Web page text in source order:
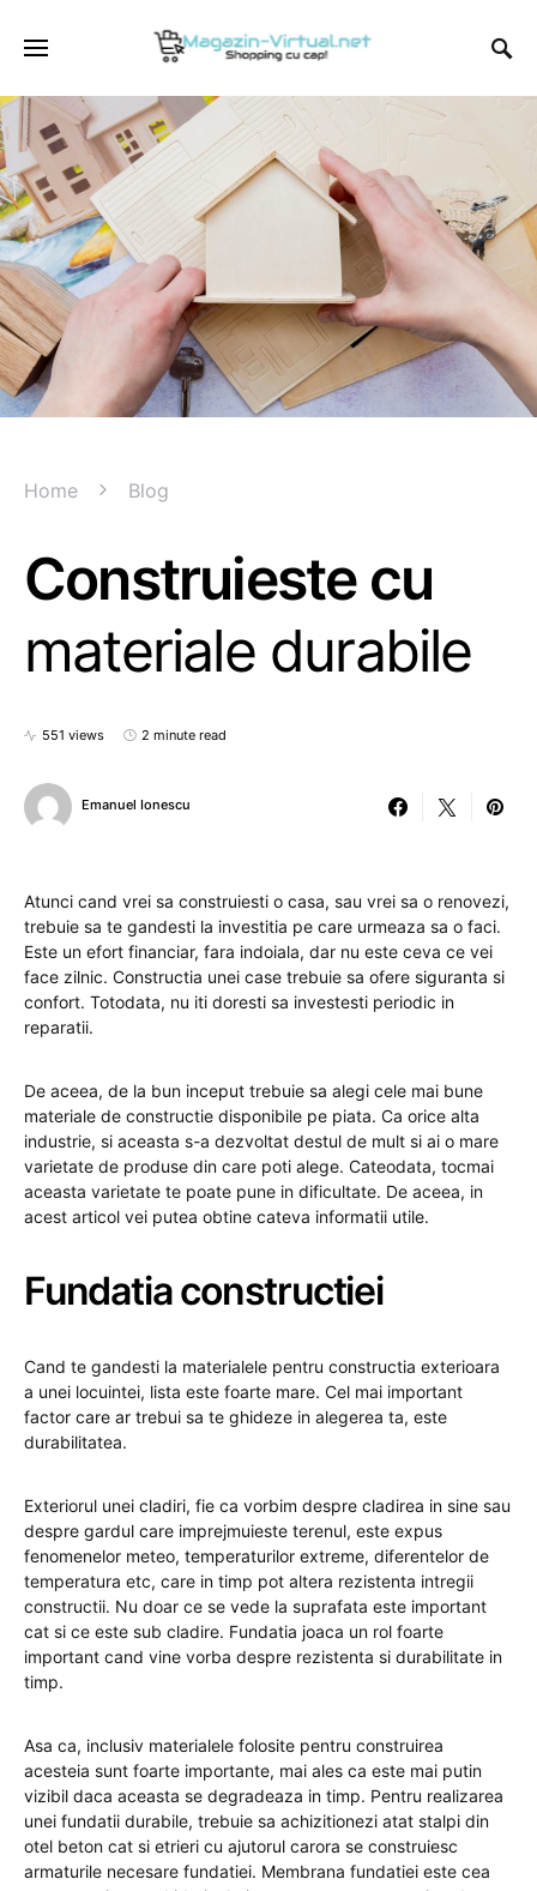
Home Blog
Construieste cu
materiale durabile
551 views 2 minute read
Emanuel Ionescu
Atunci cand vrei sa construiesti o casa, sau vrei sa o renovezi,
trebuie sa te gandesti la investitia pe care urmeaza sa o faci.
Este un efort financiar, fara indoiala, dar nu este ceva ce vei
face zilnic. Constructia unei case trebuie sa ofere siguranta si
confort. Totodata, nu iti doresti sa investesti periodic in
reparatii.
De aceea, de la bun inceput trebuie sa alegi cele mai bune
materiale de constructie disponibile pe piata. Ca orice alta
industrie, si aceasta s-a dezvoltat destul de mult si ai o mare
varietate de produse din care poti alege. Cateodata, tocmai
aceasta varietate te poate pune in dificultate. De aceea, in
acest articol vei putea obtine cateva informatii utile.
Fundatia constructiei
Cand te gandesti la materialele pentru constructia exterioara
a unei locuintei, lista este foarte mare. Cel mai important
factor care ar trebui sa te ghideze in alegerea ta, este
durabilitatea.
Exteriorul unei cladiri, fie ca vorbim despre cladirea in sine sau
despre gardul care imprejmuieste terenul, este expus
fenomenelor meteo, temperaturilor extreme, diferentelor de
temperatura etc, care in timp pot altera rezistenta intregii
constructii. Nu doar ce se vede la suprafata este important
cat si ce este sub cladire. Fundatia joaca un rol foarte
important cand vine vorba despre rezistenta si durabilitate in
timp.
Asa ca, inclusiv materialele folosite pentru construirea
acesteia sunt foarte importante, mai ales ca este mai putin
vizibil daca aceasta se degradeaza in timp. Pentru realizarea
unei fundatii durabile, trebuie sa achizitionezi atat stalpi din
otel beton cat si etrieri cu ajutorul carora se construiesc
armaturile necesare fundatiei. Membrana fundatiei este cea